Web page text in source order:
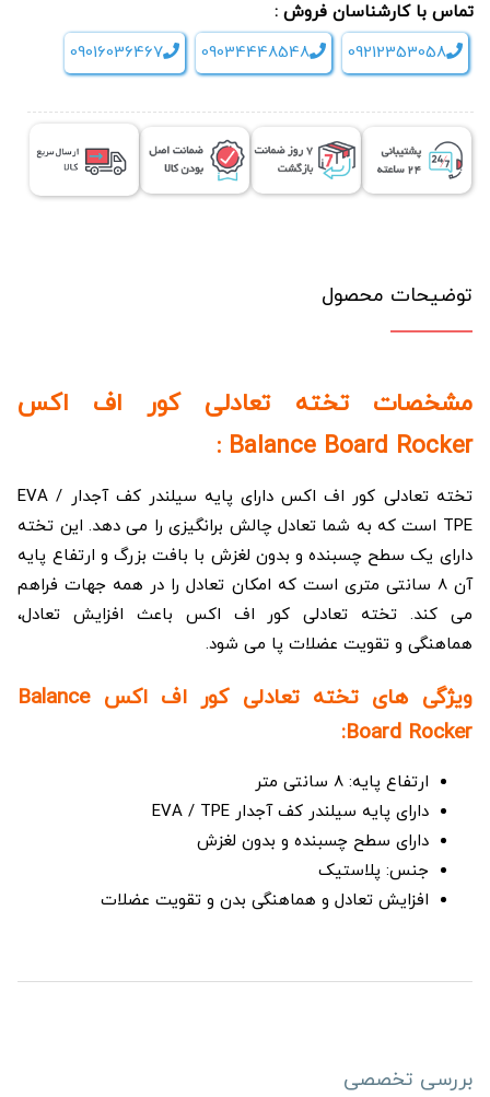
تماس با کارشناسان فروش :
09212353058
09034448548
09016036467
توضیحات محصول
مشخصات تخته تعادلی کور اف اکس
Balance Board Rocker :
تخته تعادلی کور اف اکس دارای پایه سیلندر کف آجدار EVA /
TPE است که به شما تعادل چالش برانگیزی را می دهد. این تخته
دارای یک سطح چسبنده و بدون لغزش با بافت بزرگ و ارتفاع پایه
آن 8 سانتی متری است که امکان تعادل را در همه جهات فراهم
می کند. تخته تعادلی کور اف اکس باعث افزایش تعادل،
هماهنگی و تقویت عضلات پا می شود.
ویژگی های تخته تعادلی کور اف اکس Balance
Board Rocker:
ارتفاع پایه: 8 سانتی متر
دارای پایه سیلندر کف آجدار EVA / TPE
دارای سطح چسبنده و بدون لغزش
جنس: پلاستیک
افزایش تعادل و هماهنگی بدن و تقویت عضلات
بررسی تخصصی